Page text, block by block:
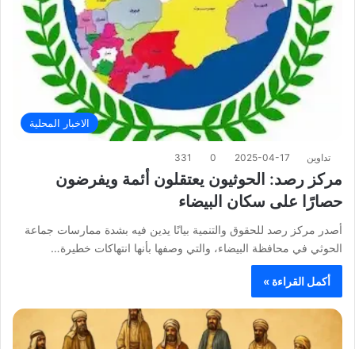
الاخبار المحلية
تداوين 2025-04-17
0
331
مركز رصد: الحوثيون يعتقلون أئمة ويفرضون
حصارًا على سكان البيضاء
أصدر مركز رصد للحقوق والتنمية بيانًا يدين فيه بشدة ممارسات جماعة
الحوثي في محافظة البيضاء، والتي وصفها بأنها انتهاكات خطيرة…
أكمل القراءة »